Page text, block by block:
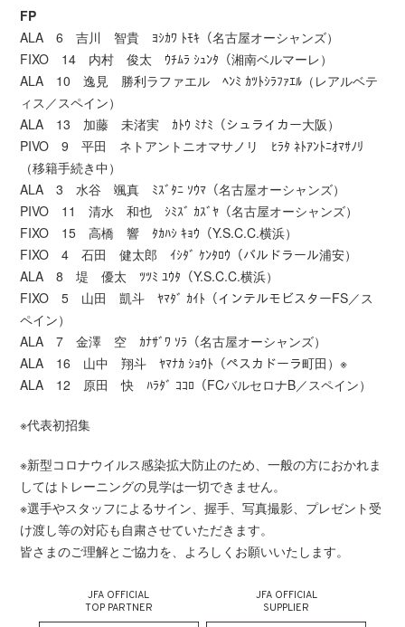
FP
ALA 6 吉川 智貴 ﾖｼｶﾜ ﾄﾓｷ（名古屋オーシャンズ）
FIXO 14 内村 俊太 ｳﾁﾑﾗ ｼｭﾝﾀ（湘南ベルマーレ）
ALA 10 逸見 勝利ラファエル ﾍﾝﾐ ｶﾂﾄｼﾗﾌｧｴﾙ（レアルベテ
ィス／スペイン）
ALA 13 加藤 未渚実 ｶﾄｳ ﾐﾅﾐ（シュライカー大阪）
PIVO 9 平田 ネトアントニオマサノリ ﾋﾗﾀ ﾈﾄｱﾝﾄﾆｵﾏｻﾉﾘ
（移籍手続き中）
ALA 3 水谷 颯真 ﾐｽﾞﾀﾆ ｿｳﾏ（名古屋オーシャンズ）
PIVO 11 清水 和也 ｼﾐｽﾞ ｶｽﾞﾔ（名古屋オーシャンズ）
FIXO 15 高橋 響 ﾀｶﾊｼ ｷｮｳ（Y.S.C.C.横浜）
FIXO 4 石田 健太郎 ｲｼﾀﾞ ｹﾝﾀﾛｳ（バルドラール浦安）
ALA 8 堤 優太 ﾂﾂﾐ ﾕｳﾀ（Y.S.C.C.横浜）
FIXO 5 山田 凱斗 ﾔﾏﾀﾞ ｶｲﾄ（インテルモビスターFS／ス
ペイン）
ALA 7 金澤 空 ｶﾅｻﾞﾜ ｿﾗ（名古屋オーシャンズ）
ALA 16 山中 翔斗 ﾔﾏﾅｶ ｼｮｳﾄ（ペスカドーラ町田）※
ALA 12 原田 快 ﾊﾗﾀﾞ ｺｺﾛ（FCバルセロナB／スペイン）
※代表初招集
※新型コロナウイルス感染拡大防止のため、一般の方におかれま
してはトレーニングの見学は一切できません。
※選手やスタッフによるサイン、握手、写真撮影、プレゼント受
け渡し等の対応も自粛させていただきます。
皆さまのご理解とご協力を、よろしくお願いいたします。
JFA OFFICIAL
TOP PARTNER
JFA OFFICIAL
SUPPLIER